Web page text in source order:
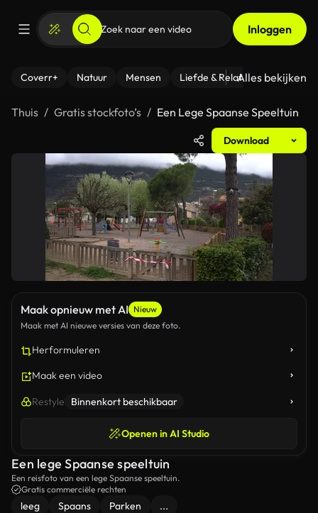
Inloggen
Coverr+ Natuur Mensen Liefde & Relaties - Fitness
Alles bekijken
Thuis Gratis stockfoto’s Een Lege Spaanse Speeltuin
Download
Maak opnieuw met AI Nieuw
Maak met AI nieuwe versies van deze foto.
Herformuleren
Maak een video
Restyle Binnenkort beschikbaar
Openen in AI Studio
Een lege Spaanse speeltuin
Een reisfoto van een lege Spaanse speeltuin.
Gratis commerciële rechten
leeg Spaans Parken ...